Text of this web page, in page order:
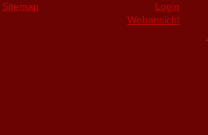
Sitemap
Login
Webansicht